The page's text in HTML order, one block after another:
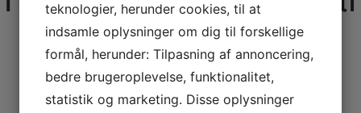
micropigmentering
Info
teknologier, herunder cookies, til at
indsamle oplysninger om dig til forskellige
formål, herunder: Tilpasning af annoncering,
bedre brugeroplevelse, funktionalitet,
statistik og marketing. Disse oplysninger